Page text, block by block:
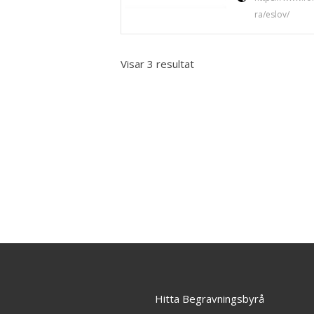
ra/eslov/
Visar 3 resultat
Hitta Begravningsbyrå